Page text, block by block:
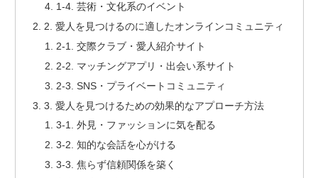
1-4. 芸術・文化系のイベント
2. 愛人を見つけるのに適したオンラインコミュニティ
2-1. 交際クラブ・愛人紹介サイト
2-2. マッチングアプリ・出会い系サイト
2-3. SNS・プライベートコミュニティ
3. 愛人を見つけるための効果的なアプローチ方法
3-1. 外見・ファッションに気を配る
3-2. 知的な会話を心がける
3-3. 焦らず信頼関係を築く